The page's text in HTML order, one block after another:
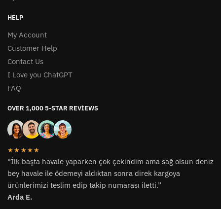
HELP
My Account
Customer Help
Contact Us
I Love you ChatGPT
FAQ
OVER 1,000 5-STAR REVIEWS
★★★★★
“İlk başta havale yaparken çok çekindim ama sağ olsun deniz
bey havale ile ödemeyi aldıktan sonra direk kargoya
ürünlerimizi teslim edip takip numarası iletti.”
Arda E.